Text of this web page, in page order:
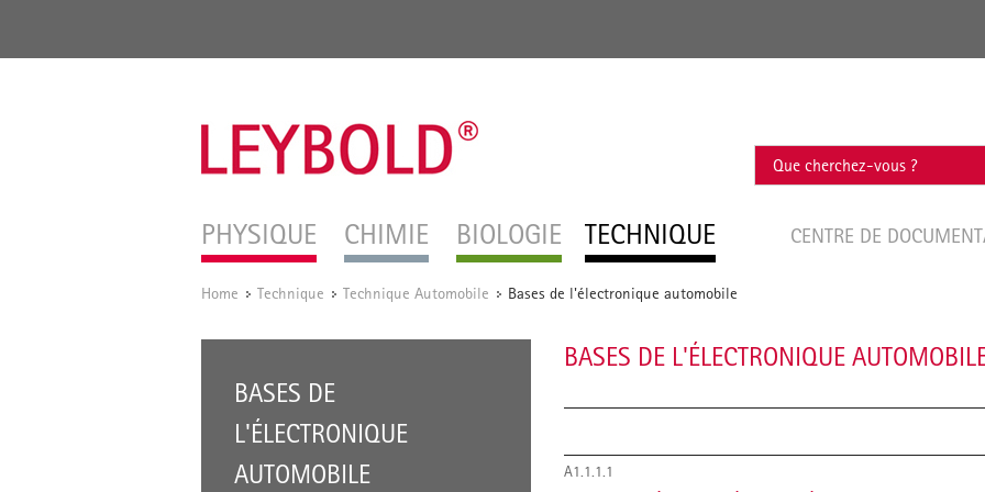
PHYSIQUE CHIMIE BIOLOGIE TECHNIQUE CENTRE DE
Home / Technique / Technique Automobile / Bases de l'électronique automobile
BASES DE L'ÉLECTRONIQUE
A1.1.1.1
BASES DE
L'ÉLECTRONIQUE
AUTOMOBILE